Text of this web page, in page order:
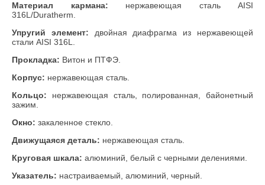
Материал кармана: нержавеющая сталь AISI
316L/Duratherm.
Упругий элемент: двойная диафрагма из нержавеющей
стали AISI 316L.
Прокладка: Витон и ПТФЭ.
Корпус: нержавеющая сталь.
Кольцо: нержавеющая сталь, полированная, байонетный
зажим.
Окно: закаленное стекло.
Движущаяся деталь: нержавеющая сталь.
Круговая шкала: алюминий, белый с черными делениями.
Указатель: настраиваемый, алюминий, черный.